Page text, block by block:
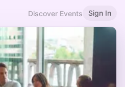
Discover Events Sign In